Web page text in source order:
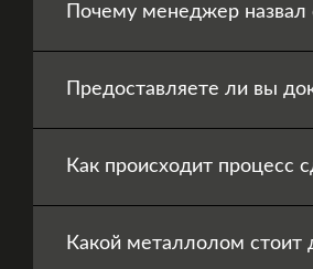
Почему менеджер назвал
Предоставляете ли вы
Как происходит процесс
Какой металлолом стоит